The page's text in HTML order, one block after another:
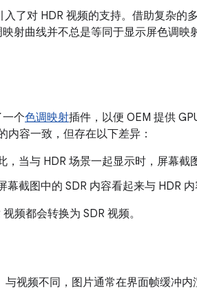
了对 HDR 视频的支持。借助复杂的
射曲线并不总是等同于显示屏色调映
个色调映射插件，以便 OEM 提供
容一致，但存在以下差异：
，当与 HDR 场景一起显示时，屏幕截
幕截图中的 SDR 内容看起来与 HDR
频都会转换为 SDR 视频。
视频不同，图片通常在界面帧缓冲